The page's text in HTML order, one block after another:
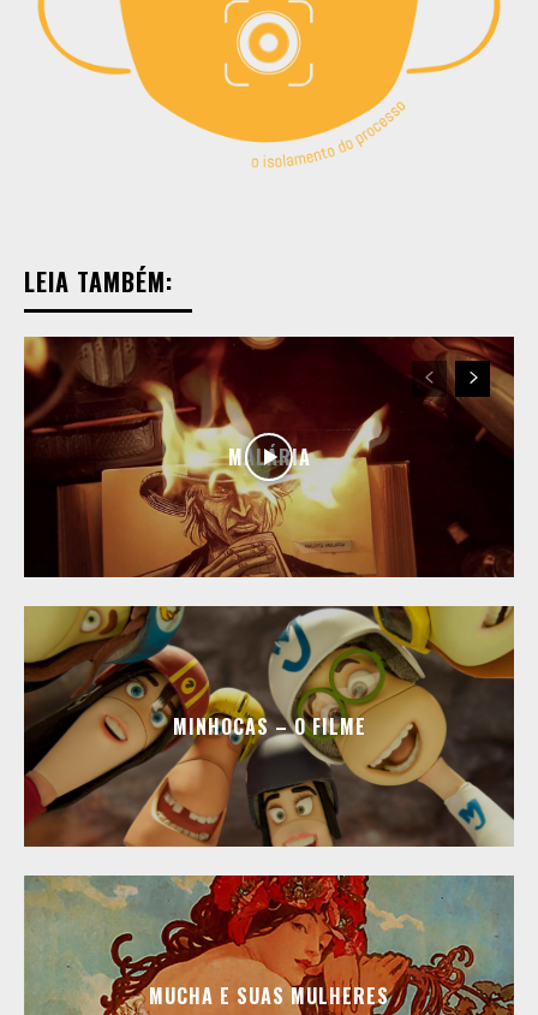
LEIA TAMBÉM:
MALÁRIA
MINHOCAS – O FILME
MUCHA E SUAS MULHERES